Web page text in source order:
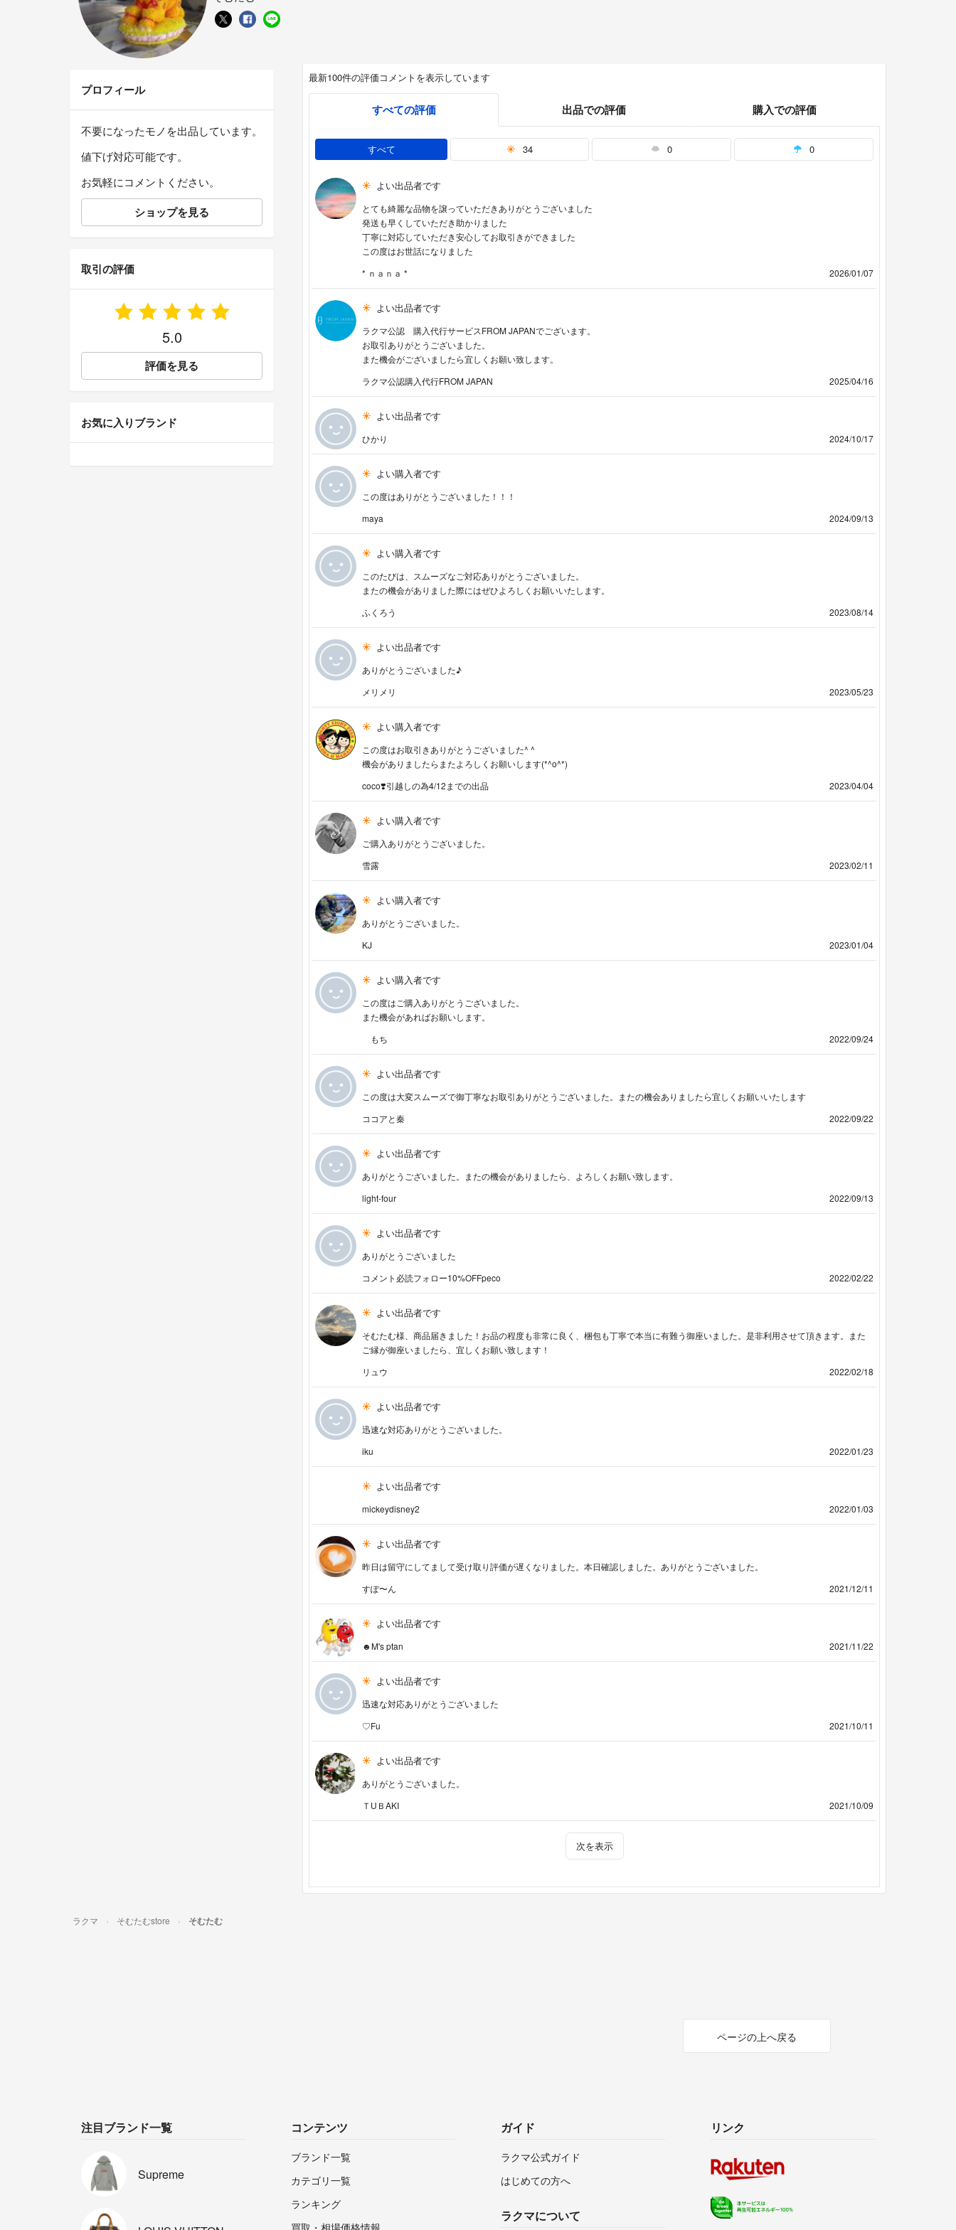
最新100件の評価コメントを表示しています
すべての評価 出品での評価 購入での評価
すべて 34 0 0
よい出品者です
とても綺麗な品物を譲っていただきありがとうございました
発送も早くしていただき助かりました
丁寧に対応していただき安心してお取引きができました
この度はお世話になりました
* ｎａｎａ *
2026/01/07
よい出品者です
ラクマ公認 購入代行サービスFROM JAPANでございます。
お取引ありがとうございました。
また機会がございましたら宜しくお願い致します。
ラクマ公認購入代行FROM JAPAN
2025/04/16
よい出品者です
ひかり 2024/10/17
よい購入者です
この度はありがとうございました！！！
maya
2024/09/13
よい購入者です
このたびは、スムーズなご対応ありがとうございました。
またの機会がありました際にはぜひよろしくお願いいたします。
ふくろう
2023/08/14
よい出品者です
ありがとうございました♪
メリメリ
2023/05/23
よい購入者です
この度はお取引きありがとうございました^ ^
機会がありましたらまたよろしくお願いします(*^o^*)
coco❣️引越しの為4/12までの出品
2023/04/04
よい購入者です
ご購入ありがとうございました。
雪露
2023/02/11
よい購入者です
ありがとうございました。
KJ
2023/01/04
よい購入者です
この度はご購入ありがとうございました。
また機会があればお願いします。
もち
2022/09/24
よい出品者です
この度は大変スムーズで御丁寧なお取引ありがとうございました。またの機会ありましたら宜しくお願いいたします
ココアと秦
2022/09/22
よい出品者です
ありがとうございました。またの機会がありましたら、よろしくお願い致します。
light-four
2022/09/13
よい出品者です
ありがとうございました
コメント必読フォロー10%OFFpeco
2022/02/22
よい出品者です
そむたむ様、商品届きました！お品の程度も非常に良く、梱包も丁寧で本当に有難う御座いました。是非利用させて頂きます。また
ご縁が御座いましたら、宜しくお願い致します！
リュウ
2022/02/18
よい出品者です
迅速な対応ありがとうございました。
iku
2022/01/23
よい出品者です
mickeydisney2 2022/01/03
よい出品者です
昨日は留守にしてまして受け取り評価が遅くなりました。本日確認しました。ありがとうございました。
すぽ〜ん
2021/12/11
よい出品者です
☻M's ptan 2021/11/22
よい出品者です
迅速な対応ありがとうございました
♡Fu
2021/10/11
よい出品者です
ありがとうございました。
ＴUＢAKI
2021/10/09
次を表示
プロフィール
不要になったモノを出品しています。
値下げ対応可能です。
お気軽にコメントください。
ショップを見る
取引の評価
5.0
評価を見る
お気に入りブランド
ラクマ そむたむstore そむたむ
ページの上へ戻る
注目ブランド一覧
Supreme
コンテンツ
ブランド一覧
カテゴリ一覧
ランキング
ガイド
ラクマ公式ガイド
はじめての方へ
ラクマについて
リンク